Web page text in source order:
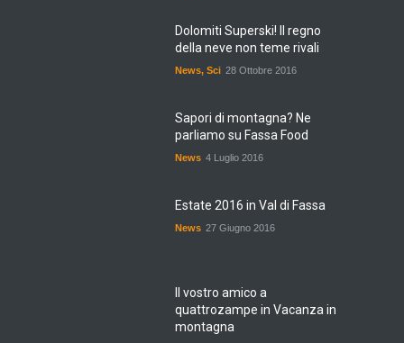
Dolomiti Superski! Il regno
della neve non teme rivali
News, Sci 28 Ottobre 2016
Sapori di montagna? Ne
parliamo su Fassa Food
News 4 Luglio 2016
Estate 2016 in Val di Fassa
News 27 Giugno 2016
Il vostro amico a
quattrozampe in Vacanza in
montagna